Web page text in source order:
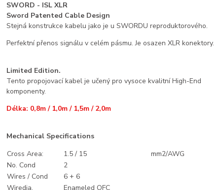
SWORD - ISL XLR
Sword Patented Cable Design
Stejná konstrukce kabelu jako je u SWORDU reproduktorového.
Perfektní přenos signálu v celém pásmu. Je osazen XLR konektory.
Limited Edition.
Tento propojovací kabel je učený pro vysoce kvalitní High-End
komponenty.
Délka: 0,8m / 1,0m / 1,5m / 2,0m
Mechanical Specifications
Cross Area:
1.5 / 15
mm2/AWG
No. Cond
2
Wires / Cond
6 + 6
Wiredia.
Enameled OFC